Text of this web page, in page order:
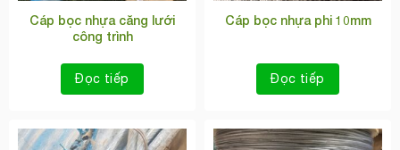
Cáp bọc nhựa căng lưới
công trình
Đọc tiếp
Cáp bọc nhựa phi 10mm
Đọc tiếp